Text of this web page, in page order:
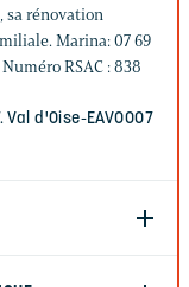
sa rénovation
Marina: 07 69
RSAC : 838
Val d'Oise-EAVO007